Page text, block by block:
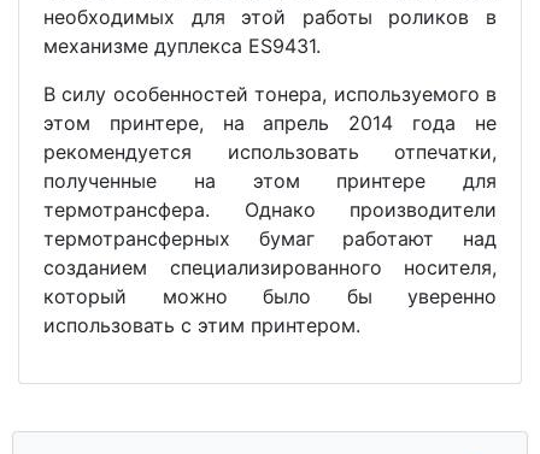
необходимых для этой работы роликов в
механизме дуплекса ES9431.
В силу особенностей тонера, используемого в
этом принтере, на апрель 2014 года не
рекомендуется использовать отпечатки,
полученные на этом принтере для
термотрансфера. Однако производители
термотрансферных бумаг работают над
созданием специализированного носителя,
который можно было бы уверенно
использовать с этим принтером.